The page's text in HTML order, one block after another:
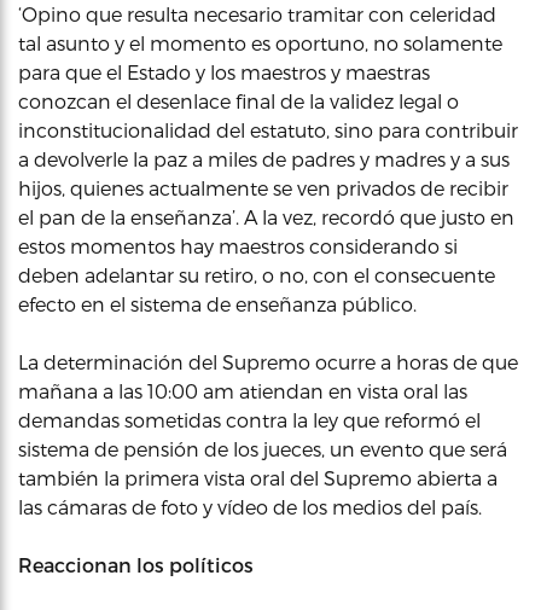
‘Opino que resulta necesario tramitar con celeridad
tal asunto y el momento es oportuno, no solamente
para que el Estado y los maestros y maestras
conozcan el desenlace final de la validez legal o
inconstitucionalidad del estatuto, sino para contribuir
a devolverle la paz a miles de padres y madres y a sus
hijos, quienes actualmente se ven privados de recibir
el pan de la enseñanza’. A la vez, recordó que justo en
estos momentos hay maestros considerando si
deben adelantar su retiro, o no, con el consecuente
efecto en el sistema de enseñanza público.
La determinación del Supremo ocurre a horas de que
mañana a las 10:00 am atiendan en vista oral las
demandas sometidas contra la ley que reformó el
sistema de pensión de los jueces, un evento que será
también la primera vista oral del Supremo abierta a
las cámaras de foto y vídeo de los medios del país.
Reaccionan los políticos